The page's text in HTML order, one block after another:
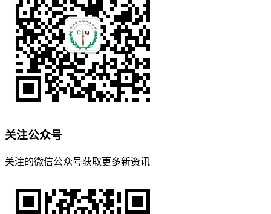
关注公众号
关注的微信公众号获取更多新资讯